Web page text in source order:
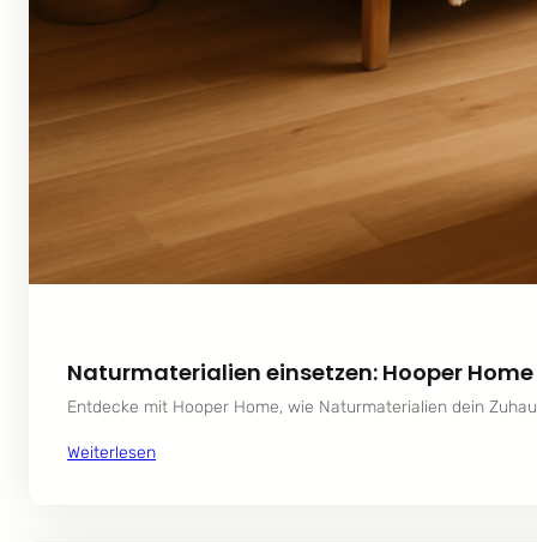
Naturmaterialien einsetzen: Hooper
Entdecke mit Hooper Home, wie Naturmaterialien dein
Weiterlesen